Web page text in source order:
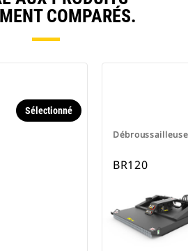
COMPARÉS.
Sélectionné
BR120